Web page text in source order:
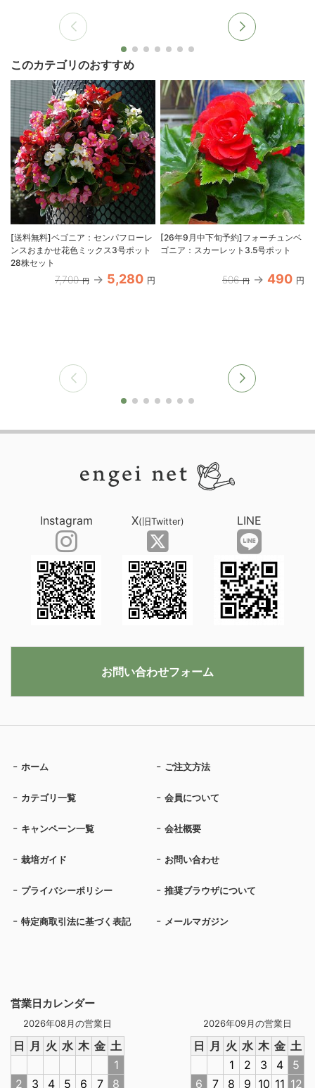
このカテゴリのおすすめ
[送料無料]ベゴニア：センパフローレ
ンスおまかせ花色ミックス3号ポット
28株セット
7,700 円 5,280 円
[26年9月中下旬予約]フォーチュンベ
ゴニア：スカーレット3.5号ポット
506 円 490 円
営業日カレンダー
2026年08月の営業日
日 月 火 水 木 金 土
1
2
3 4 5 6 7 8
2026年09月の営業日
日 月 火 水 木 金 土
1
2 3 4
5
6
7 8 9 10 11 12
ホーム ご注文方法
カテゴリ一覧 会員について
キャンペーン一覧 会社概要
栽培ガイド お問い合わせ
プライバシーポリシー 推奨ブラウザについて
特定商取引法に基づく表記 メールマガジン
Instagram X(旧Twitter) LINE
お問い合わせフォーム